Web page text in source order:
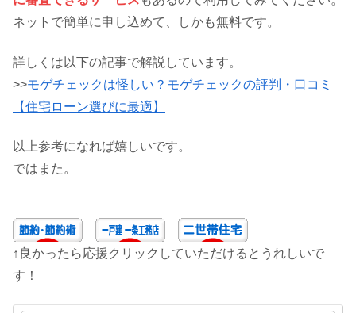
ネットで簡単に申し込めて、しかも無料です。
詳しくは以下の記事で解説しています。
>>モゲチェックは怪しい？モゲチェックの評判・口コミ
【住宅ローン選びに最適】
以上参考になれば嬉しいです。
ではまた。
↑良かったら応援クリックしていただけるとうれしいで
す！